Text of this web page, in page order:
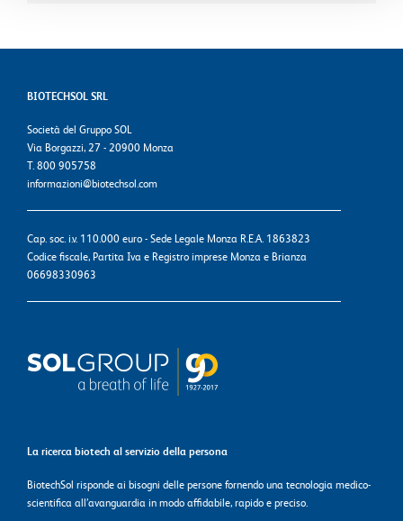
BIOTECHSOL SRL
Società del Gruppo SOL
Via Borgazzi, 27 - 20900 Monza
T. 800 905758
informazioni@biotechsol.com
Cap. soc. i.v. 110.000 euro - Sede Legale Monza R.E.A. 1863823
Codice fiscale, Partita Iva e Registro imprese Monza e Brianza
06698330963
La ricerca biotech al servizio della persona
BiotechSol risponde ai bisogni delle persone fornendo una tecnologia medico-
scientifica all’avanguardia in modo affidabile, rapido e preciso.